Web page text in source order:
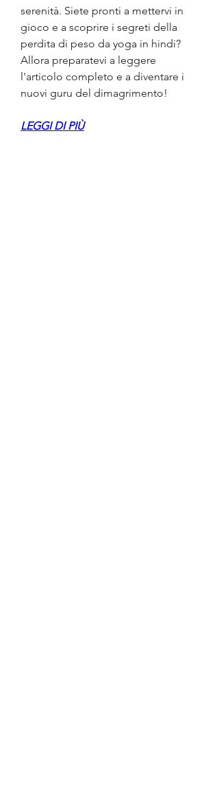
serenità. Siete pronti a mettervi in
gioco e a scoprire i segreti della
perdita di peso da yoga in hindi?
Allora preparatevi a leggere
l'articolo completo e a diventare i
nuovi guru del dimagrimento!
LEGGI DI PIÙ